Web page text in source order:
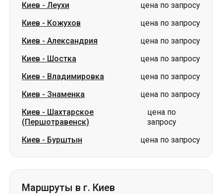
Киев - Леухи
цена по запросу
Киев - Кожухов
цена по запросу
Киев - Александрия
цена по запросу
Киев - Шостка
цена по запросу
Киев - Владимировка
цена по запросу
Киев - Знаменка
цена по запросу
Киев - Шахтарское
(Першотравенск)
цена по
запросу
Киев - Бурштын цена по запросу
Маршруты в г. Киев